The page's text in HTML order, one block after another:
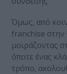
Όμως, από
franchise στην
μοιράζοντας
όποτε ένας
τρόπο,